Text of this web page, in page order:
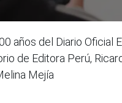
años del Diario Oficial
de Editora Perú,
Mejía